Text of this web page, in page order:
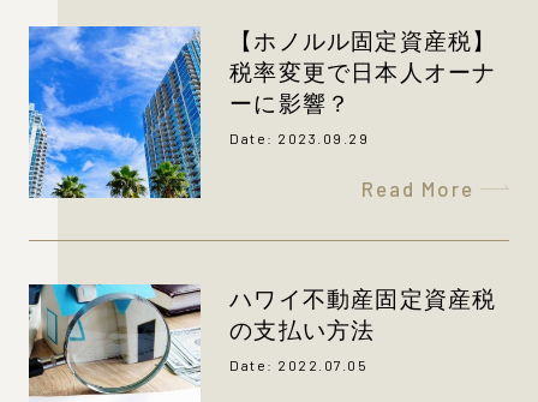
【ホノルル固定資産税】
税率変更で日本人オーナ
ーに影響？
Date: 2023.09.29
Read More
ハワイ不動産固定資産税
の支払い方法
Date: 2022.07.05